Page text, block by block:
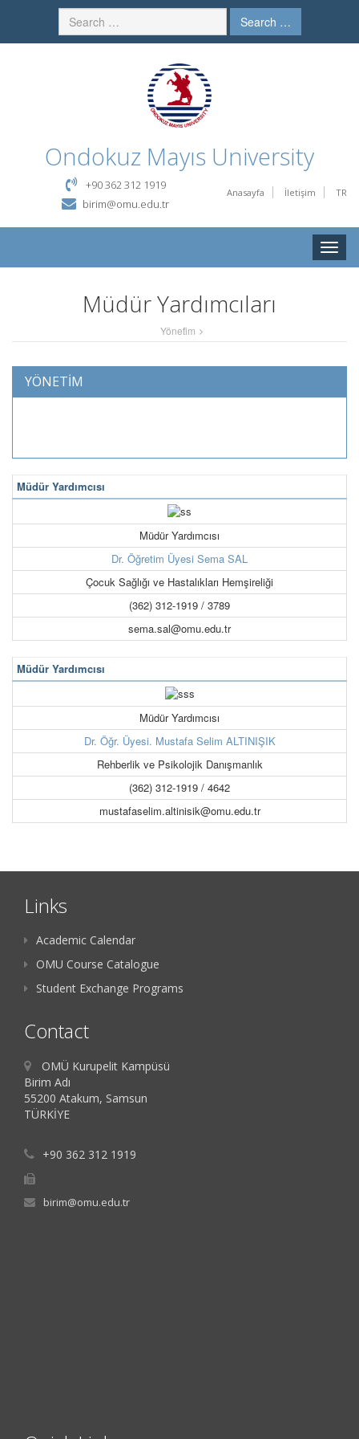
Search …
Ondokuz Mayıs University
Anasayfa İletişim TR
+90 362 312 1919
birim@omu.edu.tr
Toggle
Müdür Yardımcıları
Yöneti̇m
YÖNETİM
Müdür Yardımcısı
Müdür Yardımcısı
Dr. Öğretim Üyesi Sema SAL
Çocuk Sağlığı ve Hastalıkları Hemşireliği
(362) 312-1919 / 3789
sema.sal@omu.edu.tr
Müdür Yardımcısı
Müdür Yardımcısı
Dr. Öğr. Üyesi. Mustafa Selim ALTINIŞIK
Rehberlik ve Psikolojik Danışmanlık
(362) 312-1919 / 4642
mustafaselim.altinisik@omu.edu.tr
Links
Academic Calendar
OMU Course Catalogue
Student Exchange Programs
Contact
OMÜ Kurupelit Kampüsü
Birim Adı
55200 Atakum, Samsun
TÜRKİYE
+90 362 312 1919
birim@omu.edu.tr